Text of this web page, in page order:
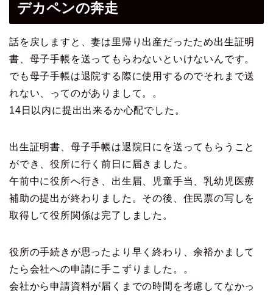
デカペンの奔走
話を戻しますと、妻は里帰り出産だったため出生証明
書、母子手帳を送ってもらわないといけないんです。
でも母子手帳は退院する際に使用するのでそれまで送
れない、ってのがありまして。。
14日以内に提出出来るか心配でした。
出生証明書、母子手帳は退院日にを送ってもらうこと
ができ、役所に行く前日に届きました。
午前中に役所へ行き、出生届、児童手当、乳幼児医療
補助の提出が終わりました。その後、住民票の写しを
取得して役所関係は完了しました。
役所の手続きが思ったより早く終わり、余裕かまして
たら会社への申請に手こずりました。。
会社から申請資料が届くまでの時間を考慮してなかっ